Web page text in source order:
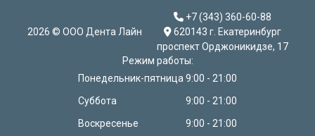
2026 © ООО Дента Лайн
+7 (343) 360-60-88
620143 г. Екатеринбург
проспект Орджоникидзе, 17
Режим работы:
Понедельник-пятница 9:00 - 21:00
Суббота
9:00 - 21:00
Воскресенье
9:00 - 21:00